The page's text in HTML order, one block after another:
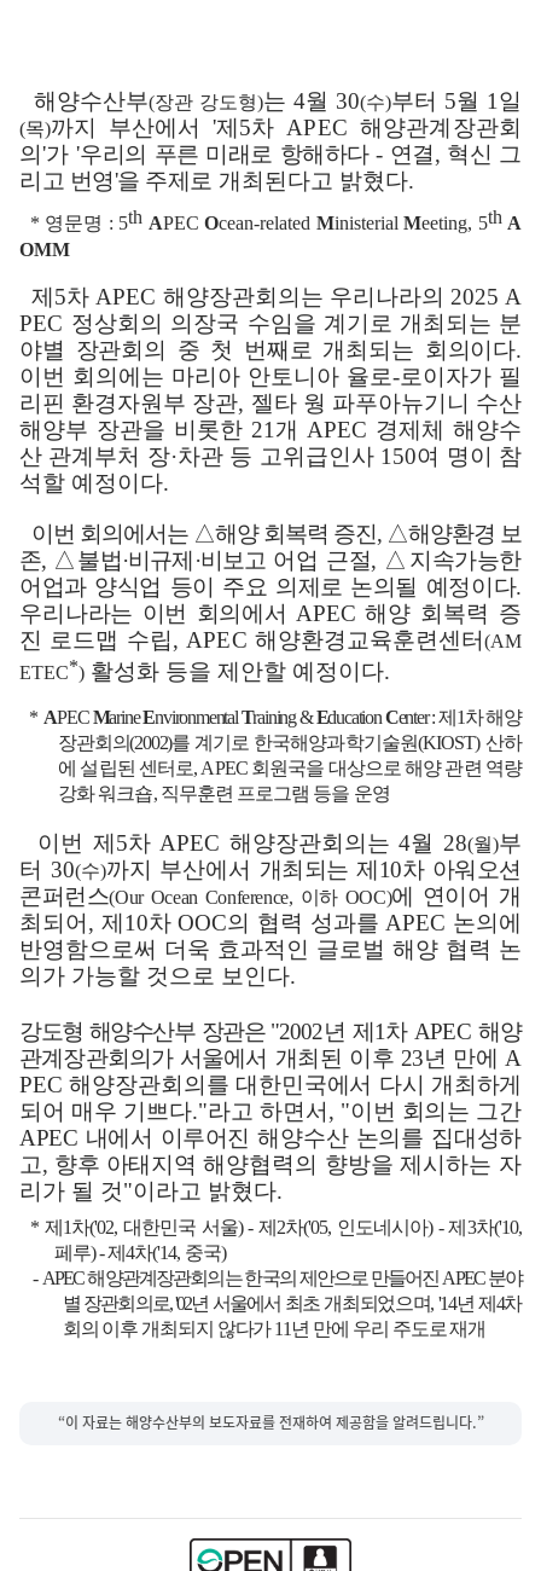
해양수산부(장관 강도형)는 4월 30(수)부터 5월 1일
(목)까지 부산에서'제 5차APEC해양관계장관회
의'가'우리의 푸른 미래로 항해하다- 연결, 혁신 그
리고 번영'을 주제로 개최된다고 밝혔다.
* 영문명 : 5th APECOcean-related MinisterialMeeting, 5th A
OMM
제5차 APEC 해양장관회의는 우리나라의 2025 A
PEC 정상회의 의장국 수임을 계기로 개최되는 분
야별 장관회의 중 첫 번째로 개최되는 회의이다.
이번 회의에는 마리아 안토니아 율로-로이자가 필
리핀 환경자원부 장관, 젤타 웡 파푸아뉴기니 수산
해양부 장관을 비롯한 21 개 APEC 경제체 해양수
산 관계부처 장·차관 등 고위급인사 150여 명이 참
석할 예정이다.
이번 회의에서는 △해양 회복력 증진, △해양환경 보
존, △ 불법·비규제·비 보고 어업 근절, △ 지속가능한
어업과 양식업 등이 주요 의제로 논의될 예정 이다.
우리나라는 이번 회의에서 APEC해양 회복력 증
진 로드맵 수립, APEC 해양환경교육훈련센터(AM
ETEC*) 활성화 등을 제안할 예정이다.
* APECMarineEnvironmentalTraining &EducationCenter :제 1차 해양
장관회의(2002)를 계기로 한국해양과학기술원(KIOST) 산하
에 설립된 센터로, APEC 회원국을 대상으로 해양 관련 역량
강화 워크숍, 직무훈련 프로그램 등을 운영
이번 제 5차APEC 해양장관회의는4월28(월)부
터 30(수)까지 부산에서 개최되는 제 10차 아워오션
콘퍼런스(Our Ocean Conference, 이하 OOC)에 연이어 개
최되어 , 제 10차OOC의 협력 성과를APEC 논의에
반영함으로써 더욱 효과적인 글로벌 해양 협력 논
의가 가능할 것으로 보인다.
강도형 해양수산부 장관은 "2002년 제 1차APEC 해양
관계장관회의가 서울에 서 개최된 이후 23년 만에 A
PEC해양장관회의를 대한민국에서 다시 개최하게
되어 매우 기쁘다."라고 하면서 , "이번 회의 는 그간
APEC 내에서 이루어진 해양수산 논의를 집대성하
고, 향후 아태지역 해양협력의 향방을 제시하는 자
리가 될 것"이라고 밝혔다.
* 제 1차('02, 대한민국 서울) - 제 2차('05, 인도네시아) -제 3차('10,
페루) -제4차('14, 중국)
- APEC해양관계장관회의는 한국의 제안으로 만들어진 APEC분야
별 장관회의로, '02년 서울에서 최초 개최되었으며, '14년 제 4차
회의 이후 개최되지 않다가11 년 만에 우리 주도로 재개
“이 자료는 해양수산부의 보도자료를 전재하여 제공함을 알려드립니다.”